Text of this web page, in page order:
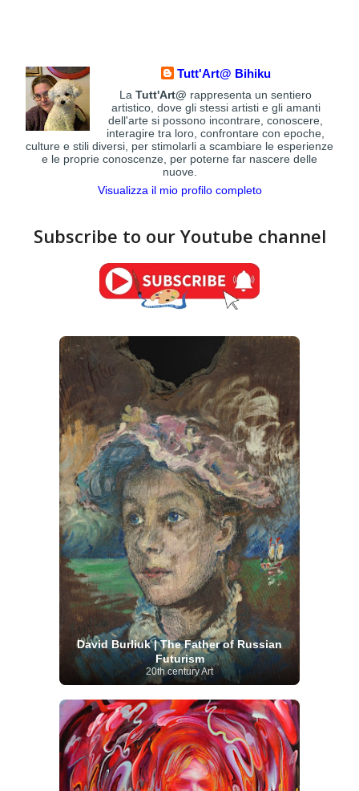
Tutt'Art@ Bihiku
LaTutt'Art@ rappresenta un sentiero
artistico, dove gli stessi artisti e gli amanti
dell'arte si possono incontrare, conoscere,
interagire tra loro, confrontare con epoche,
culture e stili diversi, per stimolarli a scambiare le esperienze
e le proprie conoscenze, per poterne far nascere delle
nuove.
Visualizza il mio profilo completo
Subscribe to our Youtube channel
David Burliuk | The Father of Russian
Futurism
20th century Art